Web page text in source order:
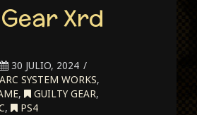
Xrd
30 JULIO, 2024
ARC SYSTEM WORKS,
, GUILTY GEAR,
, PS4